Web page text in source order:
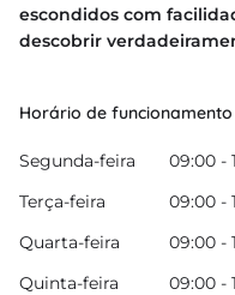
escondidos com
descobrir
Horário de funcionamento
Segunda-feira
09:00 -
Terça-feira
09:00 -
Quarta-feira
09:00 -
Quinta-feira
09:00 -